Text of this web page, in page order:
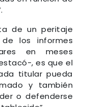
de un peritaje
de los informes
en meses
, es que el
titular pueda
y también
o defenderse